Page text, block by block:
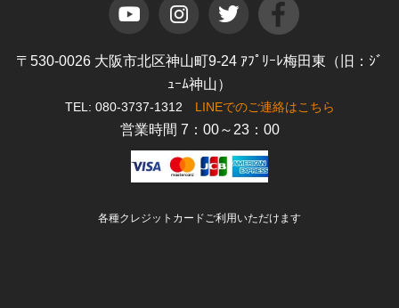
〒530-0026 大阪市北区神山町9-24 ｱﾌﾟﾘｰﾚ梅田東（旧：ｼﾞ
ｭｰﾑ神山）
TEL: 080-3737-1312 LINEでのご連絡はこちら
営業時間 7：00～23：00
各種クレジットカードご利用いただけます